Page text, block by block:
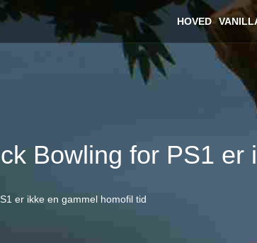
HOVED
Bowling for PS1 er
er ikke en gammel homofil tid